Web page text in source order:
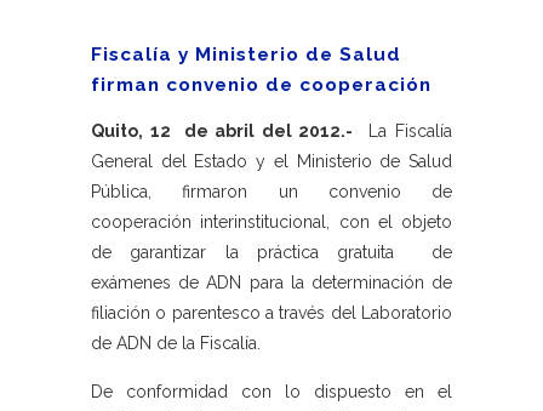
Fiscalía y Ministerio de Salud
firman convenio de cooperación
Quito, 12 de abril del 2012.- La Fiscalía
General del Estado y el Ministerio de Salud
Pública, firmaron un convenio de
cooperación interinstitucional, con el objeto
de garantizar la práctica gratuita de
exámenes de ADN para la determinación de
filiación o parentesco a través del Laboratorio
de ADN de la Fiscalía.
De conformidad con lo dispuesto en el